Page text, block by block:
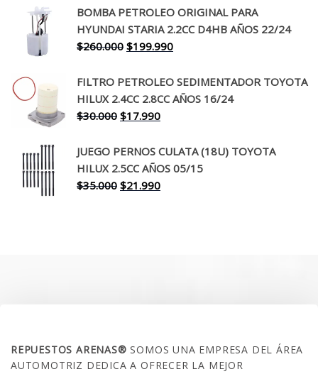
original
era:
$650.000.
actual
es:
$519.990.
BOMBA PETROLEO ORIGINAL PARA
HYUNDAI STARIA 2.2CC D4HB AÑOS 22/24
$260.000 El
original
era:
$260.000.
$199.990El
actual
es:
FILTRO PETROLEO SEDIMENTADOR TOYOTA
HILUX 2.4CC 2.8CC AÑOS 16/24
$30.000 El
original
era:
$30.000.
$17.990El
actual
es:
$17.990.
JUEGO PERNOS CULATA (18U) TOYOTA
HILUX 2.5CC AÑOS 05/15
$35.000 El
$21.990El
REPUESTOS ARENAS®SOMOS UNA EMPRESA DEL ÁREA
AUTOMOTRIZ DEDICA A OFRECER LA MEJOR